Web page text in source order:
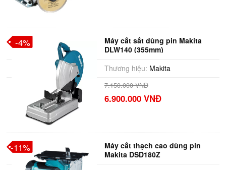
Máy cắt sắt dùng pin Makita
DLW140 (355mm)
Thương hiệu: Makita
7.150.000 VNĐ
6.900.000 VNĐ
-4%
Máy cắt thạch cao dùng pin
Makita DSD180Z
-11%